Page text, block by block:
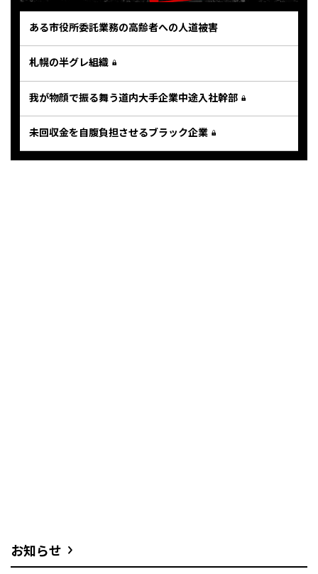
ある市役所委託業務の高齢者への人道被害
札幌の半グレ組織
我が物顔で振る舞う道内大手企業中途入社幹部
未回収金を自腹負担させるブラック企業
お知らせ